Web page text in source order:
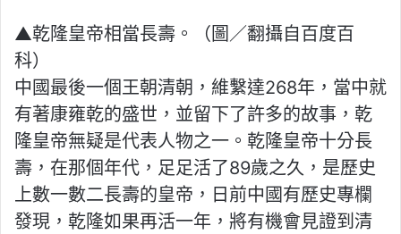
▲乾隆皇帝相當長壽。（圖／翻攝自百度百
科）
中國最後一個王朝清朝，維繫達268年，當中就
有著康雍乾的盛世，並留下了許多的故事，乾
隆皇帝無疑是代表人物之一。乾隆皇帝十分長
壽，在那個年代，足足活了89歲之久，是歷史
上數一數二長壽的皇帝，日前中國有歷史專欄
發現，乾隆如果再活一年，將有機會見證到清